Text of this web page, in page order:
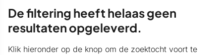
De filtering heeft helaas geen
resultaten opgeleverd.
Klik hieronder op de knop om de zoektocht voort te